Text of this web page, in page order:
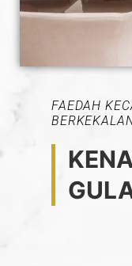
FAEDAH